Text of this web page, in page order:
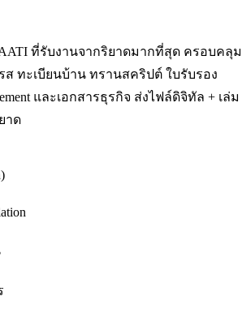
ที่รับงานจากริยาดมากที่สุด ครอบคลุม
ส ทะเบียนบ้าน ทรานสคริปต์ ใบรับรอง
และเอกสารธุรกิจ ส่งไฟล์ดิจิทัล + เล่ม
าด